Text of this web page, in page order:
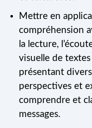
Mettre en
compréhension
la lecture,
visuelle de
présentant
perspectives et
comprendre et
messages.